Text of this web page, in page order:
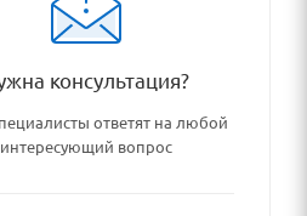
консультация?
ответят на любой
интересующий вопрос